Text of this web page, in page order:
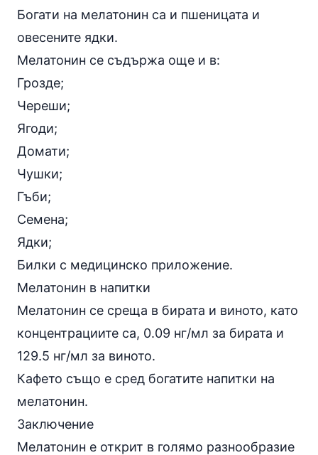
Богати на мелатонин са и пшеницата и
овесените ядки.
Мелатонин се съдържа още и в:
Грозде;
Череши;
Ягоди;
Домати;
Чушки;
Гъби;
Семена;
Ядки;
Билки с медицинско приложение.
Мелатонин в напитки
Мелатонин се среща в бирата и виното, като
концентрациите са, 0.09 нг/мл за бирата и
129.5 нг/мл за виното.
Кафето също е сред богатите напитки на
мелатонин.
Заключение
Мелатонин е открит в голямо разнообразие